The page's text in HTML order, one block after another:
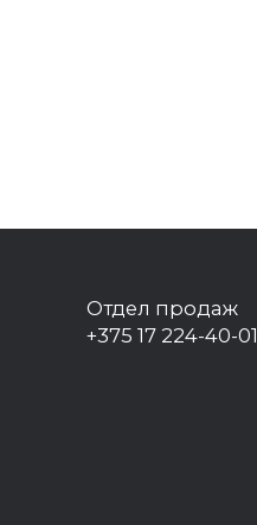
Отдел продаж
+375 17 224-40-01